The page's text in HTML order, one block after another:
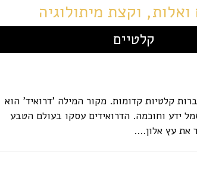
וקצת מיתולוגיה
קלטיים
קלטיות קדומות. מקור המילה 'דרואיד' הוא
ידע וחוכמה. הדרואידים עסקו בעולם הטבע
את עץ אלון....